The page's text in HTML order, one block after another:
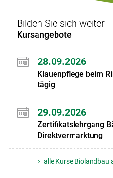
Bilden Sie sich weiter
Kursangebote
28.09.2026
Klauenpflege beim
tägig
29.09.2026
Zertifikatslehrgang
Direktvermarktung
alle Kurse Biolandbau